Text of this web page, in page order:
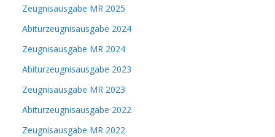
Zeugnisausgabe MR 2025
Abiturzeugnisausgabe 2024
Zeugnisausgabe MR 2024
Abiturzeugnisausgabe 2023
Zeugnisausgabe MR 2023
Abiturzeugnisausgabe 2022
Zeugnisausgabe MR 2022